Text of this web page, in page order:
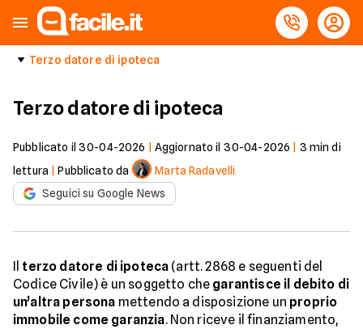
Terzo datore di ipoteca
Terzo datore di ipoteca
Pubblicato il 30-04-2026 Aggiornato il 30-04-2026 3 min di
lettura |Pubblicato da
Marta Radavelli
Seguici su Google News
Il terzo datore di ipoteca (artt. 2868 e seguenti del
Codice Civile) è un soggetto che garantisce il debito di
un’altra persona mettendo a disposizione un proprio
immobile come garanzia. Non riceve il finanziamento,